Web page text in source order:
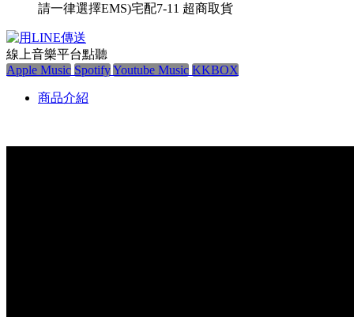
請一律選擇EMS)宅配7-11 超商取貨
線上音樂平台點聽
Apple Music SpotifyYoutube Music KKBOX
商品介紹